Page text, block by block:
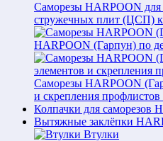
Саморезы HARPOON для
стружечных плит (ЦСП)
HARPOON (Гарпун) по
Саморезы HARPOON
и скрепления
Колпачки для саморезов
Вытяжные заклёпки
Втулки